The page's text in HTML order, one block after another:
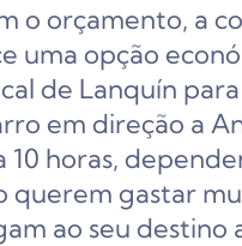
o orçamento, a
uma opção
de Lanquín
em direção a
horas,
querem gastar
ao seu destino